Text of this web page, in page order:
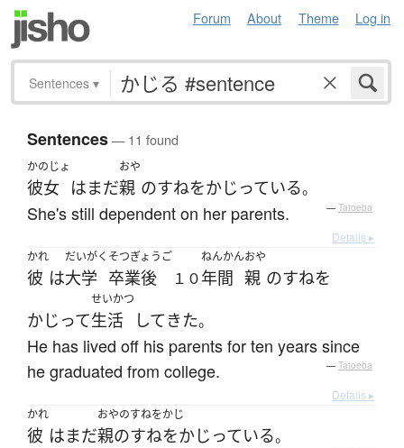
Forum About Theme Log in
Sentences ▾
Sentences— 11 found
かのじょ
彼女 はまだ
おや
親 のすねをかじっている。
She's still dependent on her parents. — Tatoeba
Details ▸
かれ
彼 は
だいがく
大学
そつぎょうご
卒業後 １０
ねんかん
年間
おや
親 のすねを
かじって
せいかつ
生活 して きた。
He has lived off his parents for ten years since
he graduated from college.
— Tatoeba
Details ▸
かれ
彼 はまだ
おやのすねをかじ
親のすねをかじっている。